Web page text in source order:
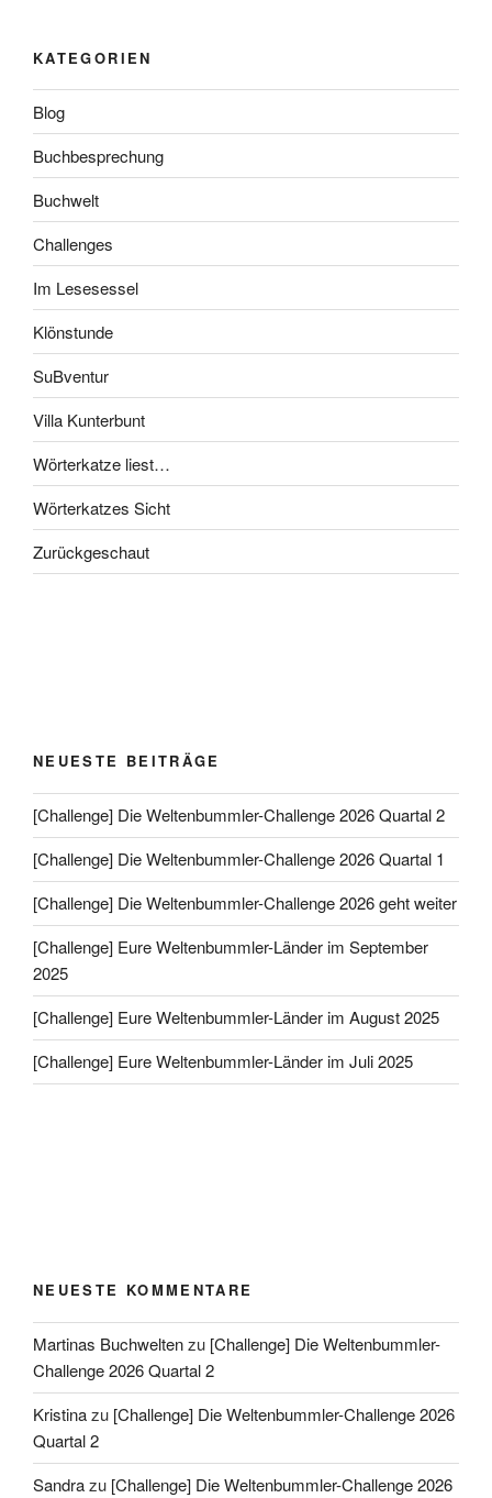
KATEGORIEN
Blog
Buchbesprechung
Buchwelt
Challenges
Im Lesesessel
Klönstunde
SuBventur
Villa Kunterbunt
Wörterkatze liest…
Wörterkatzes Sicht
Zurückgeschaut
NEUESTE BEITRÄGE
[Challenge] Die Weltenbummler-Challenge 2026 Quartal 2
[Challenge] Die Weltenbummler-Challenge 2026 Quartal 1
[Challenge] Die Weltenbummler-Challenge 2026 geht weiter
[Challenge] Eure Weltenbummler-Länder im September
2025
[Challenge] Eure Weltenbummler-Länder im August 2025
[Challenge] Eure Weltenbummler-Länder im Juli 2025
NEUESTE KOMMENTARE
Martinas Buchweltenzu [Challenge] Die Weltenbummler-
Challenge 2026 Quartal 2
Kristinazu [Challenge] Die Weltenbummler-Challenge 2026
Quartal 2
Sandrazu [Challenge] Die Weltenbummler-Challenge 2026